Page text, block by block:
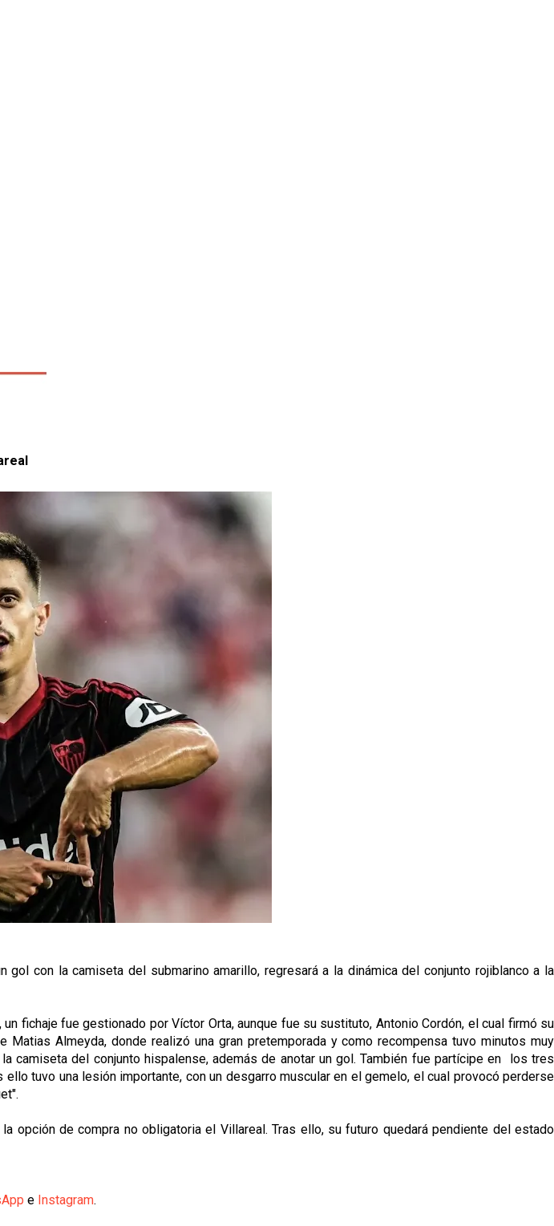
con la camiseta del submarino amarillo, regresará a la dinámica del conjunto rojiblanco a la
fichaje fue gestionado por Víctor Orta, aunque fue su sustituto, Antonio Cordón, el cual firmó su
Almeyda, donde realizó una gran pretemporada y como recompensa tuvo minutos muy
camiseta del conjunto hispalense, además de anotar un gol. También fue partícipe en los tres
tuvo una lesión importante, con un desgarro muscular en el gemelo, el cual provocó perderse
de compra no obligatoria el Villareal. Tras ello, su futuro quedará pendiente del estado
e Instagram.